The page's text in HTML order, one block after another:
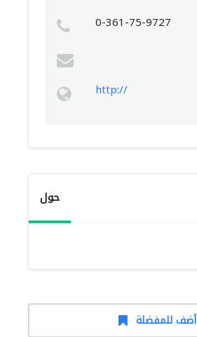
0-361-75-9727
http://
حول
أضف للمفضلة